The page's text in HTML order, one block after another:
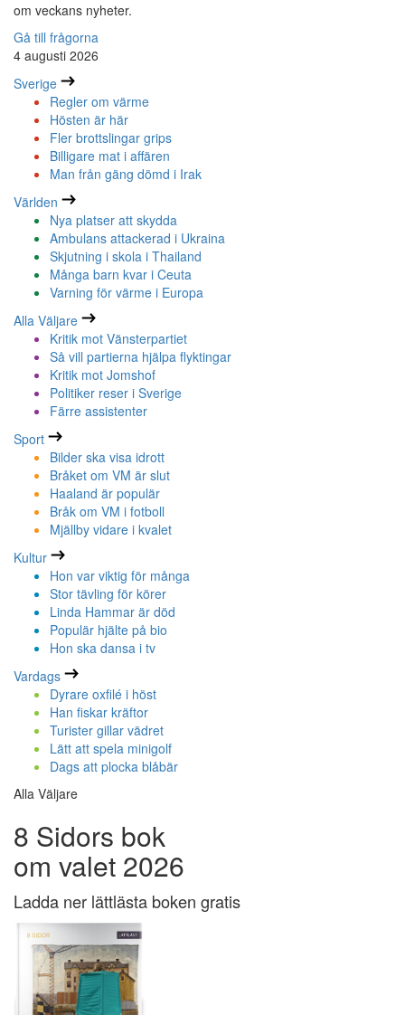
om veckans nyheter.
Gå till frågorna
4 augusti 2026
Sverige
Regler om värme
Hösten är här
Fler brottslingar grips
Billigare mat i affären
Man från gäng dömd i Irak
Världen
Nya platser att skydda
Ambulans attackerad i Ukraina
Skjutning i skola i Thailand
Många barn kvar i Ceuta
Varning för värme i Europa
Alla Väljare
Kritik mot Vänsterpartiet
Så vill partierna hjälpa flyktingar
Kritik mot Jomshof
Politiker reser i Sverige
Färre assistenter
Sport
Bilder ska visa idrott
Bråket om VM är slut
Haaland är populär
Bråk om VM i fotboll
Mjällby vidare i kvalet
Kultur
Hon var viktig för många
Stor tävling för körer
Linda Hammar är död
Populär hjälte på bio
Hon ska dansa i tv
Vardags
Dyrare oxfilé i höst
Han fiskar kräftor
Turister gillar vädret
Lätt att spela minigolf
Dags att plocka blåbär
Alla Väljare
8 Sidors bok
om valet 2026
Ladda ner lättlästa boken gratis